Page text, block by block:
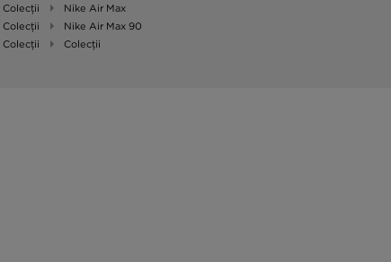
Colecții
Nike Air Max
Colecții
Nike Air Max 90
Colecții
Colecții